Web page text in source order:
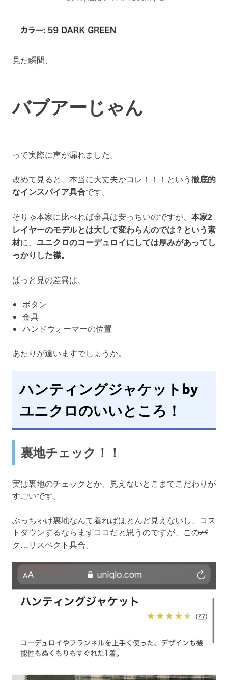
見た瞬間、
バブアーじゃん
って実際に声が漏れました。
改めて見ると、本当に大丈夫かコレ！！！という 徹底的
なインスパイア具合です。
そりゃ本家に比べれば金具は安っちいのですが、 本家2
レイヤーのモデルとは大して変わらんのでは？という素
材に、 ユニクロのコーデュロイにしては厚みがあってし
っかりした襟。
ぱっと見の差異は、
ボタン
金具
ハンドウォーマーの位置
あたりが違いますでしょうか。
ハンティングジャケットby
ユニクロのいいところ！
裏地チェック！！
実は裏地のチェックとか、見えないとこまでこだわりが
すごいです。
ぶっちゃけ裏地なんて着ればほとんど見えないし、コス
トダウンするならまずココだと思うのですが、このパ
ク…リスペクト具合。